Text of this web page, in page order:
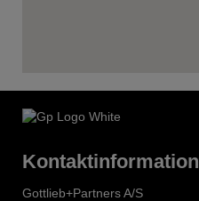
Kontaktinformation
Gottlieb+Partners A/S